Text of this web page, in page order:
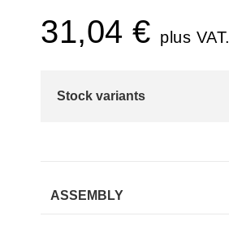
31,04€ plus VAT.
Stock variants
ASSEMBLY